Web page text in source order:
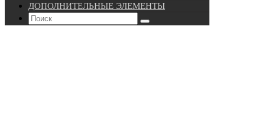
ДОПОЛНИТЕЛЬНЫЕ ЭЛЕМЕНТЫ